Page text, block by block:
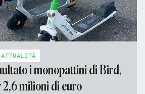
ATTUALITÀ
i monopattini di Bird,
2,6 milioni di euro